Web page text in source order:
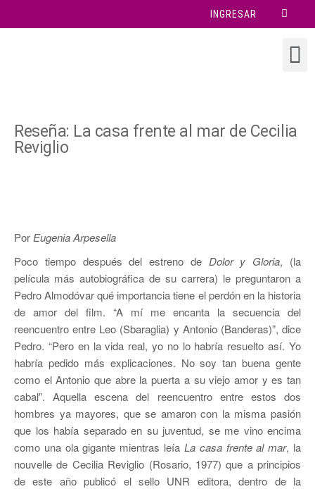
INGRESAR
Reseña: La casa frente al mar de Cecilia
Reviglio
Por Eugenia Arpesella
Poco tiempo después del estreno de Dolor y Gloria, (la
película más autobiográfica de su carrera) le preguntaron a
Pedro Almodóvar qué importancia tiene el perdón en la historia
de amor del film. “A mí me encanta la secuencia del
reencuentro entre Leo (Sbaraglia) y Antonio (Banderas)”, dice
Pedro. “Pero en la vida real, yo no lo habría resuelto así. Yo
habría pedido más explicaciones. No soy tan buena gente
como el Antonio que abre la puerta a su viejo amor y es tan
cabal”. Aquella escena del reencuentro entre estos dos
hombres ya mayores, que se amaron con la misma pasión
que los había separado en su juventud, se me vino encima
como una ola gigante mientras leía La casa frente al mar, la
nouvelle de Cecilia Reviglio (Rosario, 1977) que a principios
de este año publicó el sello UNR editora, dentro de la